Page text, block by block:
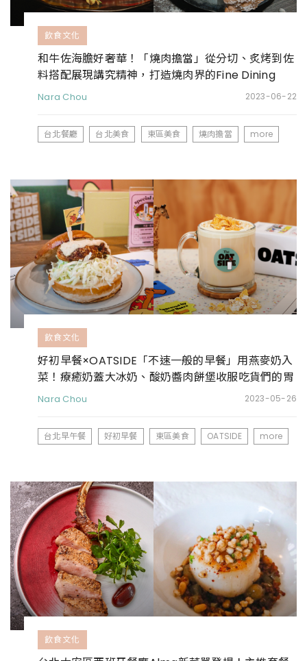
飲食文化
和牛佐海膽好奢華！「燒肉擔當」從分切、炙烤到佐
料搭配展現講究精神，打造燒肉界的Fine Dining
Nara Chou 2023-06-22
台北餐廳 台北美食 東區美食 燒肉擔當 more
飲食文化
好初早餐×OATSIDE「不速一般的早餐」用燕麥奶入
菜！療癒奶蓋大冰奶、酸奶醬肉餅堡收服吃貨們的胃
Nara Chou 2023-05-26
台北早午餐 好初早餐 東區美食 OATSIDE more
飲食文化